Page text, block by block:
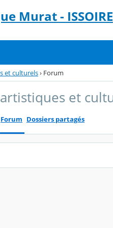
Murat - ISSOIRE
et culturels› Forum
et
Forum Dossiers partagés